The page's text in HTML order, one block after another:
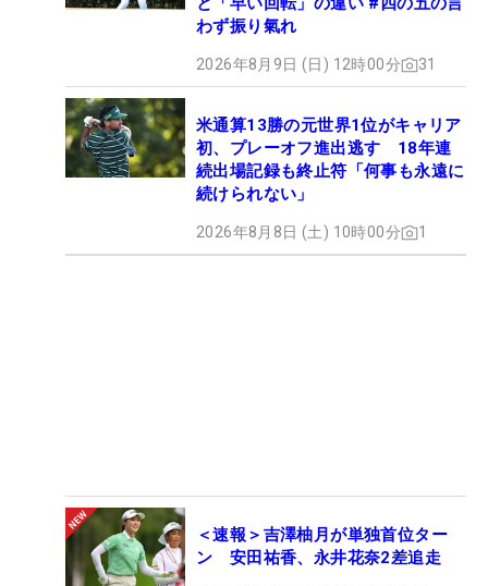
わず振り氣れ
2026年8月9日 (日) 12時00分 31
米通算13勝の元世界1位がキャリア
初、プレーオフ進出逃す 18年連
続出場記録も終止符「何事も永遠に
続けられない」
2026年8月8日 (土) 10時00分 1
＜速報＞吉澤柚月が単独首位ター
ン 安田祐香、永井花奈2差追走